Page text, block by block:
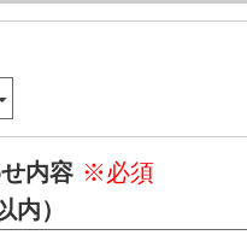
内容 ※必須
内）